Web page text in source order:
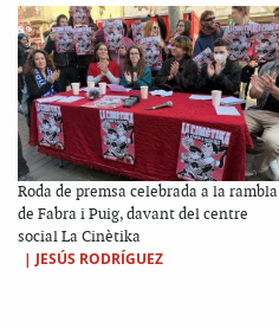
Roda de premsa celebrada a la rambla
de Fabra i Puig, davant del centre
social La Cinètika
| JESÚS RODRÍGUEZ